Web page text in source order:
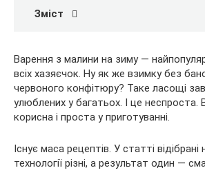
Зміст
Варення з малини на зиму —
всіх хазяєчок. Ну як же взимку без
червоного конфітюру? Таке ласощі
улюблених у багатьох. І це
корисна і проста у приготуванні.
Існує маса рецептів. У статті відібрані
технології різні, а результат один —